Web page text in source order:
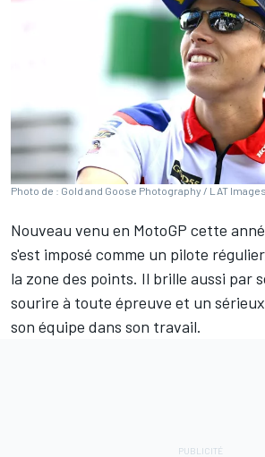
Photo de : Gold and Goose Photography / LAT
Nouveau venu en MotoGP cette
s'est imposé comme un pilote
la zone des points. Il brille aussi par
sourire à toute épreuve et un
son équipe dans son travail.